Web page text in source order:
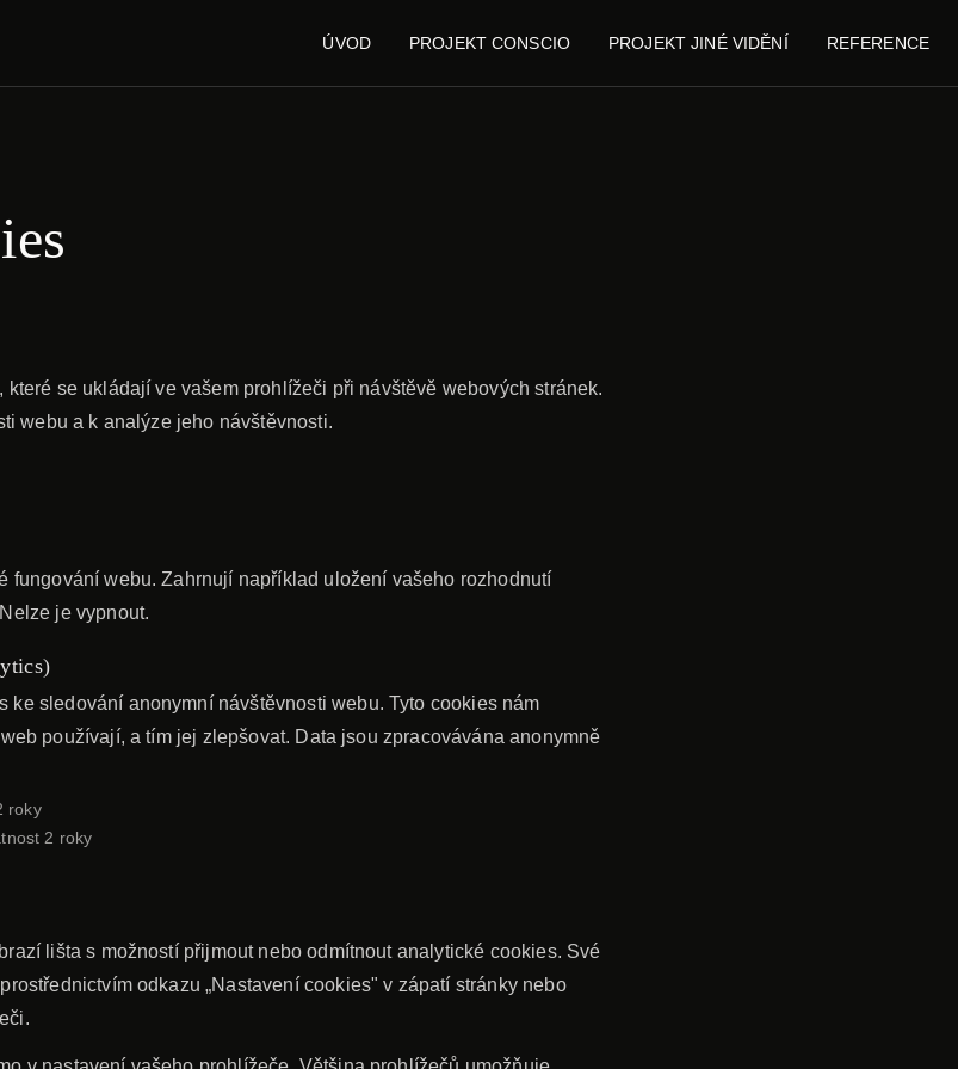
ÚVOD PROJEKT CONSCIO PROJEKT JINÉ VIDĚNÍ REFERENCE
se ukládají ve vašem prohlížeči při návštěvě webových stránek.
webu a k analýze jeho návštěvnosti.
fungování webu. Zahrnují například uložení vašeho rozhodnutí
je vypnout.
ke sledování anonymní návštěvnosti webu. Tyto cookies nám
používají, a tím jej zlepšovat. Data jsou zpracovávána anonymně
roky
2 roky
lišta s možností přijmout nebo odmítnout analytické cookies. Své
odkazu „Nastavení cookies" v zápatí stránky nebo